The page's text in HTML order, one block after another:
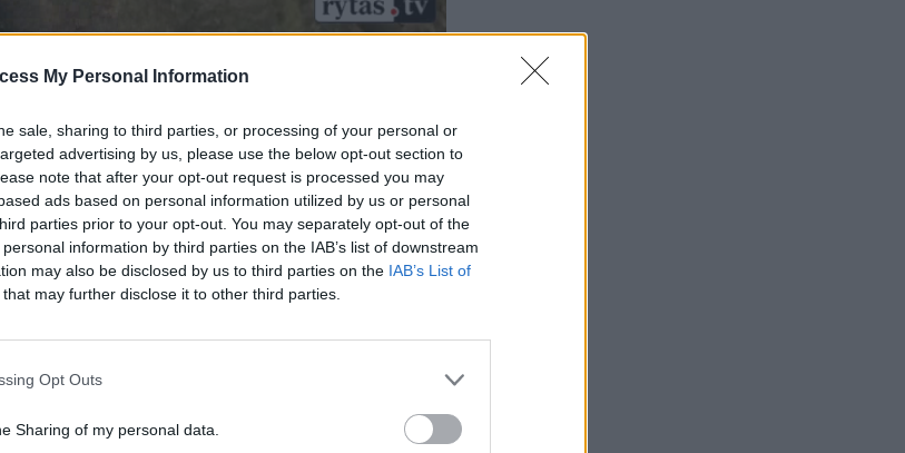
My Personal Information
sale, sharing to third parties, or processing of your personal or
advertising by us, please use the below opt-out section to
note that after your opt-out request is processed you may
ads based on personal information utilized by us or personal
parties prior to your opt-out. You may separately opt-out of the
information by third parties on the IAB’s list of downstream
may also be disclosed by us to third parties on the IAB’s List of
that may further disclose it to other third parties.
Opt Outs
Sharing of my personal data.